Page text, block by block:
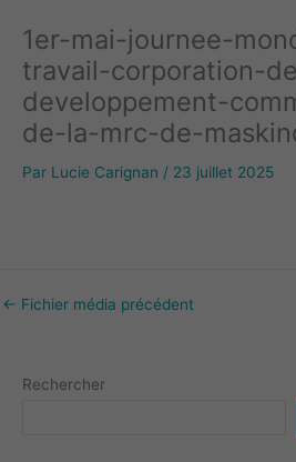
1er-mai-journee-
travail-corporation-
developpement-
de-la-mrc-de-
Par Lucie Carignan / 23 juillet 2025
← Fichier média précédent
Rechercher